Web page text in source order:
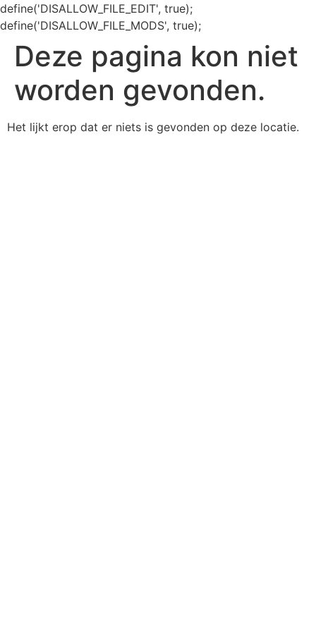
define('DISALLOW_FILE_EDIT', true);
define('DISALLOW_FILE_MODS', true);
Deze pagina kon niet
worden gevonden.
Het lijkt erop dat er niets is gevonden op deze locatie.